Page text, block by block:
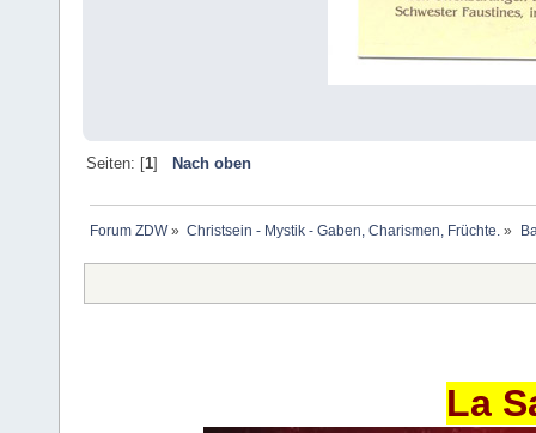
Seiten: [1] Nach oben
Forum ZDW» Christsein - Mystik - Gaben, Charismen, Früchte. »
La